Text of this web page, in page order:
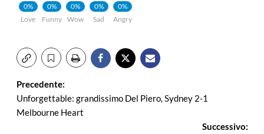
0%
Love
0%
Funny
0%
Wow
0%
Sad
0%
Angry
Navigazione
articolo
Precedente:
Unforgettable: grandissimo Del Piero, Sydney 2-1
Melbourne Heart
Successivo: